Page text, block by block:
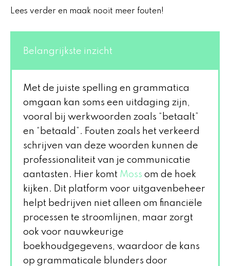
Lees verder en maak nooit meer fouten!
Belangrijkste inzicht
Met de juiste spelling en grammatica
omgaan kan soms een uitdaging zijn,
vooral bij werkwoorden zoals “betaalt”
en “betaald”. Fouten zoals het verkeerd
schrijven van deze woorden kunnen de
professionaliteit van je communicatie
aantasten. Hier komt Moss om de hoek
kijken. Dit platform voor uitgavenbeheer
helpt bedrijven niet alleen om financiële
processen te stroomlijnen, maar zorgt
ook voor nauwkeurige
boekhoudgegevens, waardoor de kans
op grammaticale blunders door